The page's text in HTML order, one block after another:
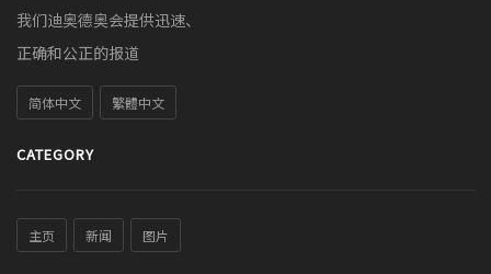
我们迪奥德奥会提供迅速、
正确和公正的报道
简体中文 繁體中文
CATEGORY
主页 新闻 图片